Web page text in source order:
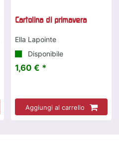
Cartolina di primavera
Ella Lapointe
Disponibile
1,60 € *
Aggiungi al carrello